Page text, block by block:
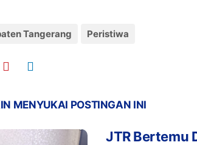
Tangerang Peristiwa
MENYUKAI POSTINGAN INI
JTR Bertemu